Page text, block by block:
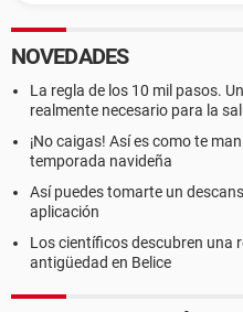
NOVEDADES
La regla de los 10 mil pasos.
realmente necesario para la
¡No caigas! Así es como te
temporada navideña
Así puedes tomarte un
aplicación
Los científicos descubren una
antigüedad en Belice